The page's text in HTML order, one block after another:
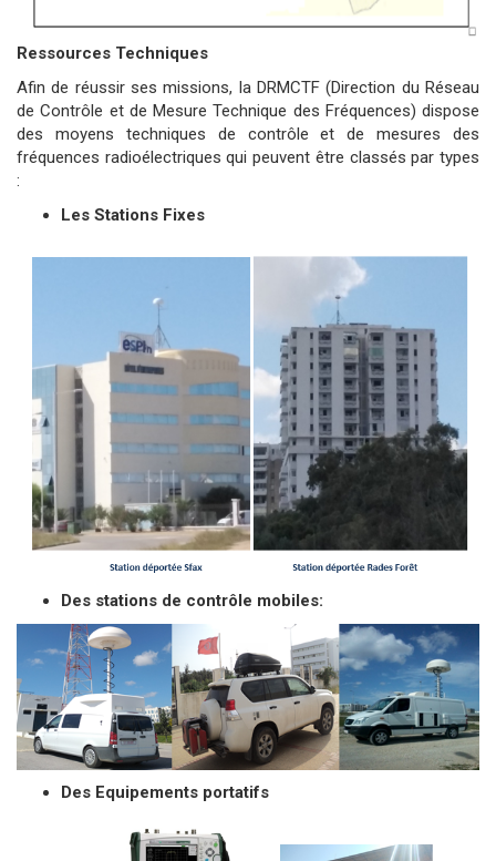
Ressources Techniques
Afin de réussir ses missions, la DRMCTF (Direction du Réseau
de Contrôle et de Mesure Technique des Fréquences) dispose
des moyens techniques de contrôle et de mesures des
fréquences radioélectriques qui peuvent être classés par types
:
Les Stations Fixes
Des stations de contrôle mobiles:
Des Equipements portatifs